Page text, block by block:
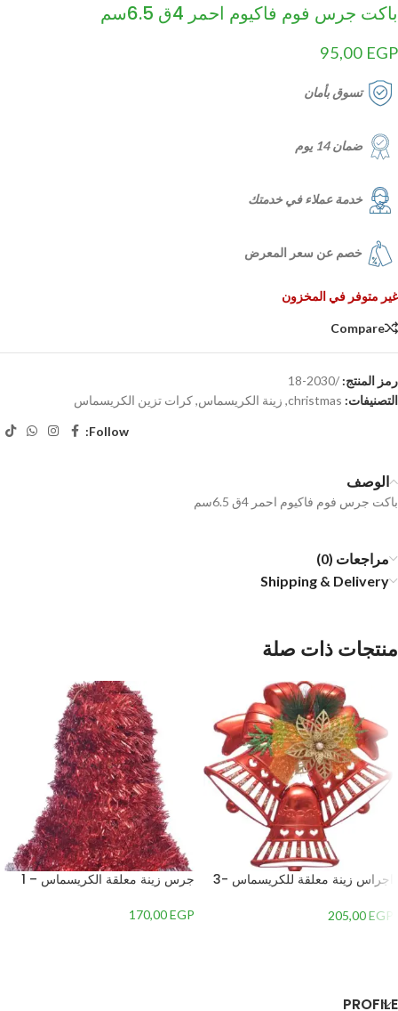
باكت جرس فوم فاكيوم احمر 4ق 6.5سم
95,00 EGP
تسوق بأمان
ضمان 14 يوم
خدمة عملاء في خدمتك
خصم عن سعر المعرض
غير متوفر في المخزون
Compare
رمز المنتج: /2030-18
التصنيفات: christmas
, زينة الكريسماس,كرات تزين الكريسماس
Follow:
الوصف
باكت جرس فوم فاكيوم احمر 4ق 6.5سم
مراجعات (0)
Shipping & Delivery
منتجات ذات صلة
اجراس زينة معلقة للكريسماس -3
205,00EGP
جرس زينة معلقة الكريسماس – 1
170,00EGP
PROFILE